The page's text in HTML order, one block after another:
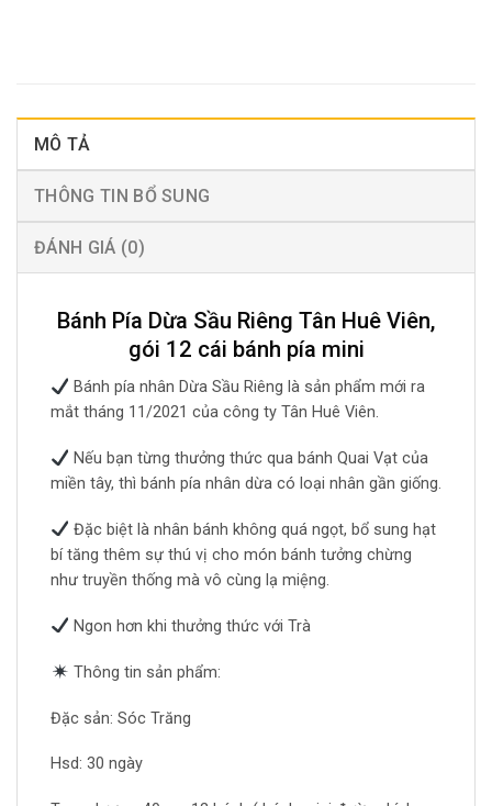
MÔ TẢ
THÔNG TIN BỔ SUNG
ĐÁNH GIÁ (0)
Bánh Pía Dừa Sầu Riêng Tân Huê Viên,
gói 12 cái bánh pía mini
Bánh pía nhân Dừa Sầu Riêng là sản phẩm mới ra
mắt tháng 11/2021 của công ty Tân Huê Viên.
Nếu bạn từng thưởng thức qua bánh Quai Vạt của
miền tây, thì bánh pía nhân dừa có loại nhân gần giống.
Đặc biệt là nhân bánh không quá ngọt, bổ sung hạt
bí tăng thêm sự thú vị cho món bánh tưởng chừng
như truyền thống mà vô cùng lạ miệng.
Ngon hơn khi thưởng thức với Trà
Thông tin sản phẩm:
Đặc sản: Sóc Trăng
Hsd: 30 ngày